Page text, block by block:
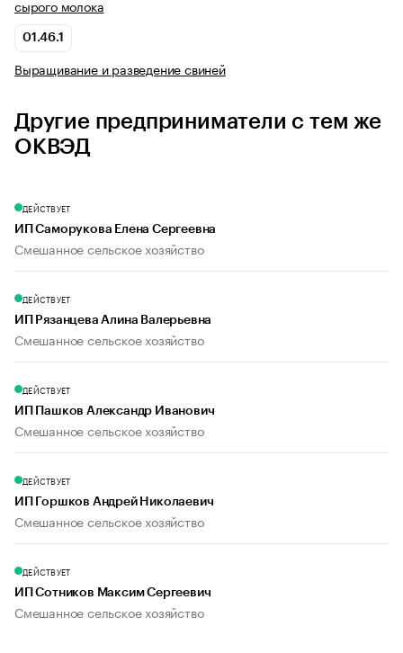
сырого молока
01.46.1
Выращивание и разведение свиней
Другие предприниматели с тем же
ОКВЭД
ДЕЙСТВУЕТ
ИП Саморукова Елена Сергеевна
Смешанное сельское хозяйство
ДЕЙСТВУЕТ
ИП Рязанцева Алина Валерьевна
Смешанное сельское хозяйство
ДЕЙСТВУЕТ
ИП Пашков Александр Иванович
Смешанное сельское хозяйство
ДЕЙСТВУЕТ
ИП Горшков Андрей Николаевич
Смешанное сельское хозяйство
ДЕЙСТВУЕТ
ИП Сотников Максим Сергеевич
Смешанное сельское хозяйство